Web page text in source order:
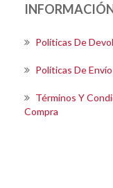
Políticas De
Políticas De Envío
Términos Y
Compra